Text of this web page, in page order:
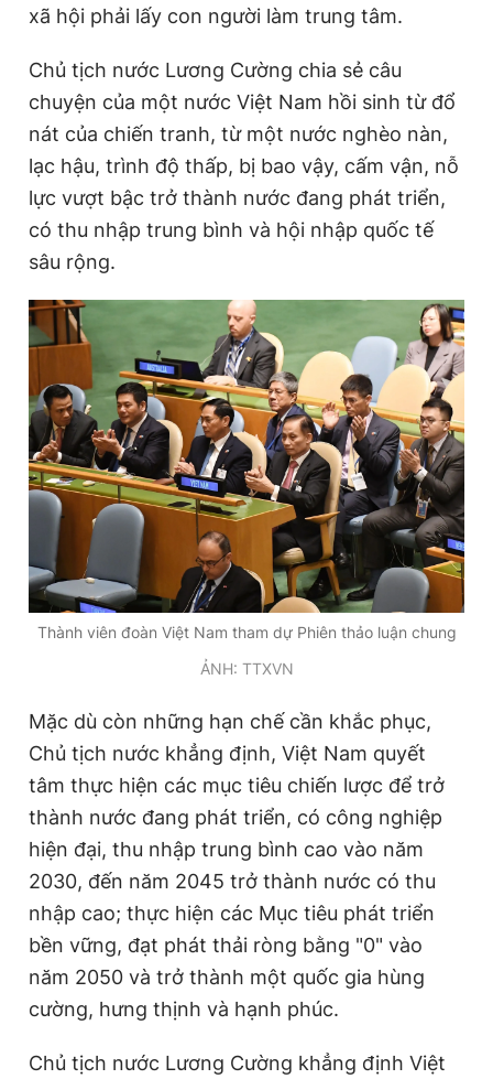
xã hội phải lấy con người làm trung tâm.
Chủ tịch nước Lương Cường chia sẻ câu
chuyện của một nước Việt Nam hồi sinh từ đổ
nát của chiến tranh, từ một nước nghèo nàn,
lạc hậu, trình độ thấp, bị bao vậy, cấm vận, nỗ
lực vượt bậc trở thành nước đang phát triển,
có thu nhập trung bình và hội nhập quốc tế
sâu rộng.
Thành viên đoàn Việt Nam tham dự Phiên thảo luận chung
ẢNH: TTXVN
Mặc dù còn những hạn chế cần khắc phục,
Chủ tịch nước khẳng định, Việt Nam quyết
tâm thực hiện các mục tiêu chiến lược để trở
thành nước đang phát triển, có công nghiệp
hiện đại, thu nhập trung bình cao vào năm
2030, đến năm 2045 trở thành nước có thu
nhập cao; thực hiện các Mục tiêu phát triển
bền vững, đạt phát thải ròng bằng "0" vào
năm 2050 và trở thành một quốc gia hùng
cường, hưng thịnh và hạnh phúc.
Chủ tịch nước Lương Cường khẳng định Việt